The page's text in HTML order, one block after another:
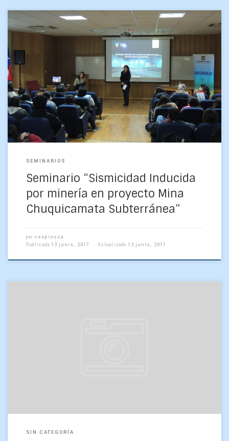
Este viernes 9 de junio de abril a las 15:15 hrs. se realizó el
seminario “Sismicidad Inducida por minería en proyecto
Mina Chuquicamata Subterránea” dictado […]
SEMINARIOS
Seminario “Sismicidad Inducida
por minería en proyecto Mina
Chuquicamata Subterránea”
por cespinoza
Publicada 13 junio, 2017 Actualizado 13 junio, 2017
SIN CATEGORÍA